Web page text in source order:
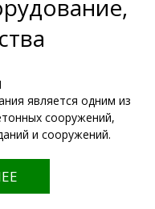
является одним из
сооружений,
и сооружений.